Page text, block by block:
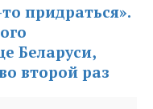
придраться».
Беларуси,
второй раз